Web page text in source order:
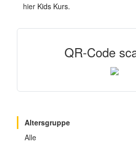
hier Kids Kurs.
QR-Code
Altersgruppe
Alle